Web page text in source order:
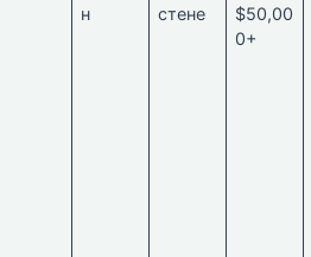
н
стене
$50,00
0+